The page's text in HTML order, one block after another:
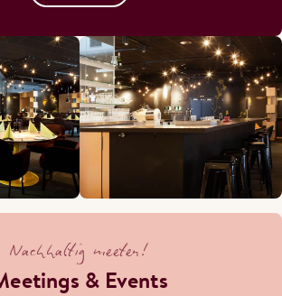
Nachhaltig meeten!
& Events